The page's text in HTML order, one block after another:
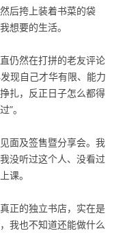
后挎上装着书菜的袋
想要的生活。
仍然在打拼的老友评论
现自己才华有限、能力
扎，反正日子怎么都得
。
面及签售暨分享会。我
没听过这个人、没看过
课。
正的独立书店，实在是
我也不知道还能做什么